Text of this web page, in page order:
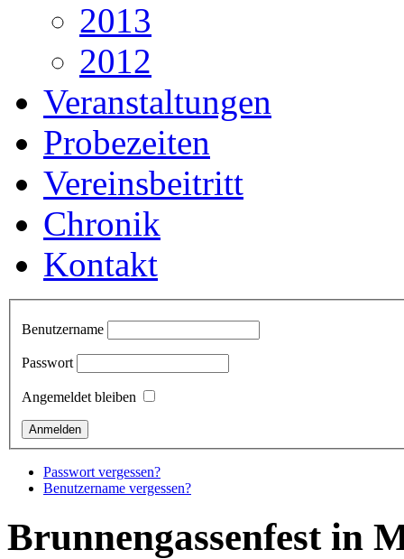
2013
2012
Veranstaltungen
Probezeiten
Vereinsbeitritt
Chronik
Kontakt
Benutzername
Passwort
Angemeldet bleiben
Passwort vergessen?
Benutzername vergessen?
Brunnengassenfest in